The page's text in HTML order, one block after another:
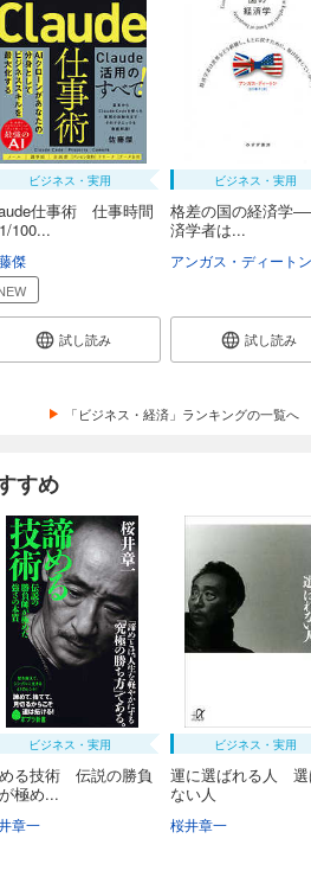
ビジネス・実用
仕事術 仕事時間
100...
傑
試し読み
ビジネス・実用
格差の国の経済学
済学者は...
アンガス・ディートン
試し読み
「ビジネス・経済」ランキングの一覧へ
すめ
ビジネス・実用
る技術 伝説の勝負
極め...
章一
ビジネス・実用
運に選ばれる人 選
ない人
桜井章一